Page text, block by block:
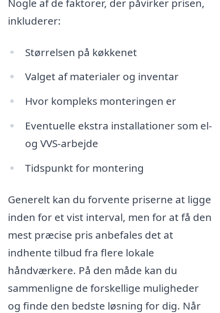
Nogle af de faktorer, der påvirker prisen,
inkluderer:
Størrelsen på køkkenet
Valget af materialer og inventar
Hvor kompleks monteringen er
Eventuelle ekstra installationer som el-
og VVS-arbejde
Tidspunkt for montering
Generelt kan du forvente priserne at ligge
inden for et vist interval, men for at få den
mest præcise pris anbefales det at
indhente tilbud fra flere lokale
håndværkere. På den måde kan du
sammenligne de forskellige muligheder
og finde den bedste løsning for dig. Når